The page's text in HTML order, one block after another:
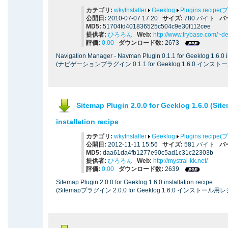
カテゴリ: wkyInstaller Geeklog
Plugins recipe(
公開日: 2010-07-07 17:20 サイズ: 780 バイト バ
MD5: 51704fd401836525c504c9e30f112cee
提供者: ひろろん Web: http://www.trybase.com/
評価: 0.00 ダウンロード数: 2673
Navigation Manager - Navman Plugin 0.1.1 for Geeklog 1.6.0
(ナビゲーションプラグイン 0.1.1 for Geeklog 1.6.0 インスト
Sitemap Plugin 2.0.0 for Geeklog 1.6.0
installation recipe
カテゴリ: wkyInstaller Geeklog
Plugins recipe(
公開日: 2012-11-11 15:56 サイズ: 581 バイト バ
MD5: daa61da4fb1277e90c5ad1c31c22303b
提供者: ひろろん Web: http://mystral-kk.net/
評価: 0.00 ダウンロード数: 2639
Sitemap Plugin 2.0.0 for Geeklog 1.6.0 installation recipe.
(Sitemapプラグイン 2.0.0 for Geeklog 1.6.0 インストール用レ